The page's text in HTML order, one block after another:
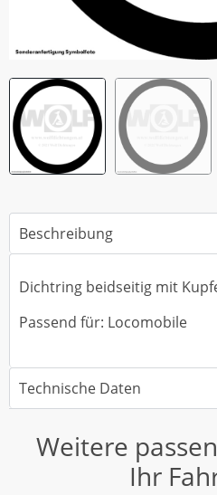
Beschreibung
Dichtring beidseitig mit
Passend für: Locomobile
Technische Daten
Weitere
Ihr